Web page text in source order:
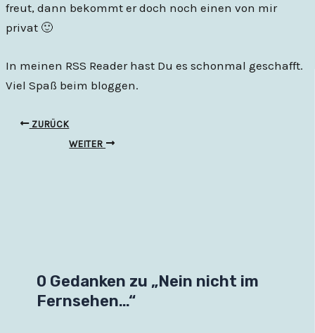
freut, dann bekommt er doch noch einen von mir
privat 🙂
In meinen RSS Reader hast Du es schonmal geschafft.
Viel Spaß beim bloggen.
ZURÜCK
WEITER
0 Gedanken zu „Nein nicht im
Fernsehen…“